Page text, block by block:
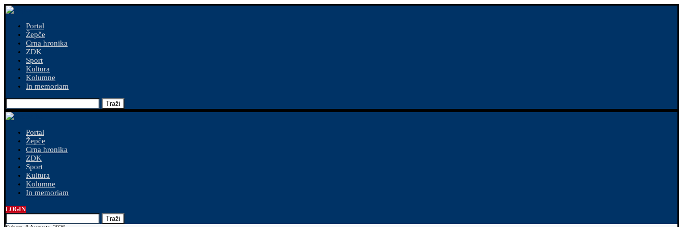
Portal
Žepče
Crna hronika
ZDK
Sport
Kultura
Kolumne
In memoriam
Traži
Portal
Žepče
Crna hronika
ZDK
Sport
Kultura
Kolumne
In memoriam
LOGIN
Traži